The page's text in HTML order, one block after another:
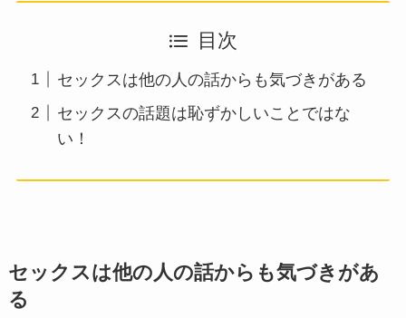
目次
セックスは他の人の話からも気づきがある
セックスの話題は恥ずかしいことではな
い！
セックスは他の人の話からも気づきがあ
る